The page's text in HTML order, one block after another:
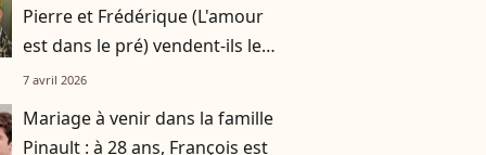
Pierre et Frédérique (L'amour
est dans le pré) vendent-ils leur
domaine dans le Gers ?
7 avril 2026
Mariage à venir dans la famille
Pinault : à 28 ans, François est